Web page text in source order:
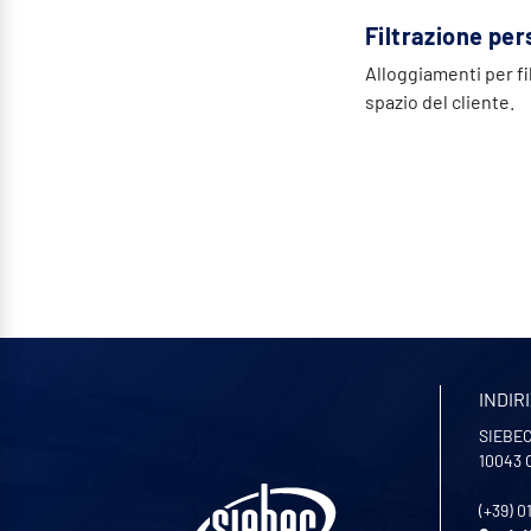
Filtrazione
Alloggiamenti per
spazio del cliente.
10043
(+39)